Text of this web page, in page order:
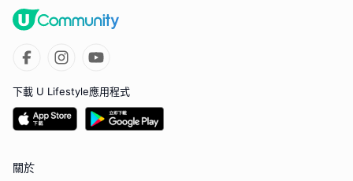
下載 U Lifestyle應用程式
關於